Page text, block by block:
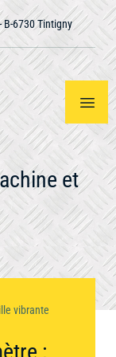
B-6730 Tintigny
et
Voir
vibrante
: